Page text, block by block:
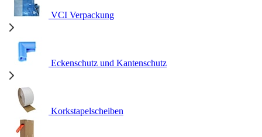
VCI Verpackung
Eckenschutz und Kantenschutz
Korkstapelscheiben